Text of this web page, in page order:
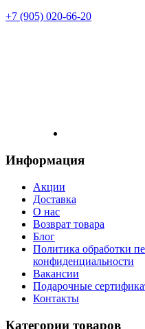
+7 (905) 020-66-20
Информация
Акции
Доставка
О нас
Возврат товара
Блог
Политика обработки
конфиденциальности
Вакансии
Подарочные
Контакты
Категории товаров